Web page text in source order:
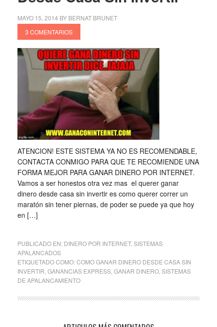
MAYO 15, 2014 BY BERNAT BRUNET
3 COMENTARIOS
ATENCION! ESTE SISTEMA YA NO ES RECOMENDABLE,
CONTACTA CONMIGO PARA QUE TE RECOMIENDE UNA
FORMA MEJOR PARA GANAR DINERO POR INTERNET.
Vamos a ser honestos otra vez mas el querer ganar
dinero desde casa sin invertir es como querer correr un
maratón sin tener piernas, de poder se puede ya que hoy
en […]
PUBLICADO EN: DINERO POR INTERNET,SISTEMAS
APALANCADOS
ETIQUETADO COMO:COMO GANAR DINERO DESDE CASA SIN
INVERTIR,GANANCIAS EXPRESS,GANAR DINERO,SISTEMAS
DE APALANCAMIENTO